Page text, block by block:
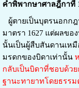
คำพิพากษาศาลฎีกาที่
ผู้ตายเป็นบุตรนอกก
มาตรา 1627 แต่ผลขอ
นั้นเป็นผู้สืบสันดานเห
มรดกของบิดาเท่านั้น
กลับเป็นบิดาที่ชอบด้ว
ฐานะทายาทโดยธรรม